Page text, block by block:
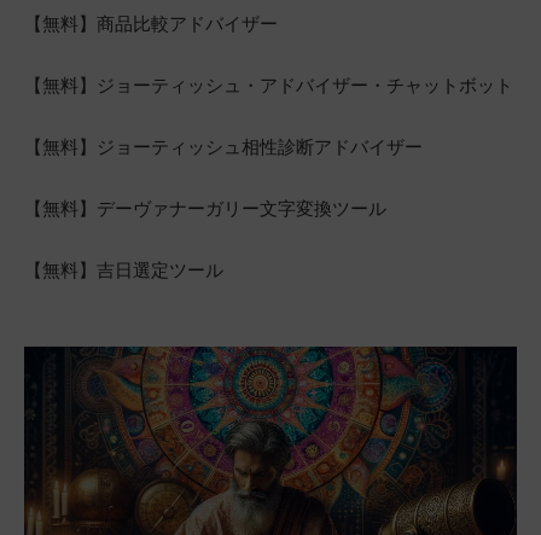
【無料】商品比較アドバイザー
【無料】ジョーティッシュ・アドバイザー・チャットボット
【無料】ジョーティッシュ相性診断アドバイザー
【無料】デーヴァナーガリー文字変換ツール
【無料】吉日選定ツール